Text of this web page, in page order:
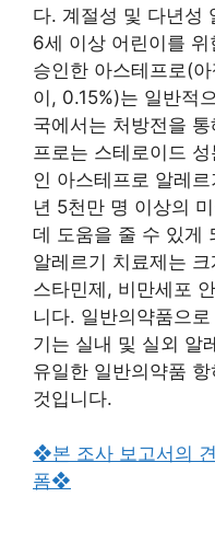
다. 계절성 및 다년성
6세 이상 어린이를
승인한 아스테프로(
이, 0.15%)는 일반적
국에서는 처방전을
프로는 스테로이드
인 아스테프로 알레
년 5천만 명 이상의
데 도움을 줄 수 있게
알레르기 치료제는
스타민제, 비만세포
니다. 일반의약품으
기는 실내 및 실외 알
유일한 일반의약품
것입니다.
❖본 조사 보고서의
폼❖